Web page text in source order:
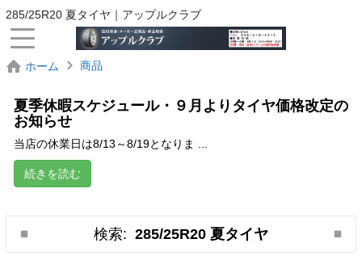
285/25R20 夏タイヤ｜アップルクラブ
ホーム 商品
夏季休暇スケジュール・９月よりタイヤ価格改定の
お知らせ
当店の休業日は8/13～8/19となりま ...
続きを読む
検索: 285/25R20 夏タイヤ